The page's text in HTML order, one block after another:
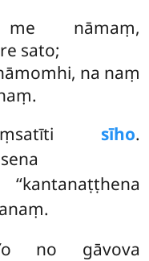
me nāmaṃ,
sato;
na naṃ
sīho.
no gāvova